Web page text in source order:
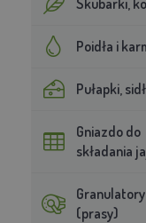
Poidła i
Pułapki,
Gniazdo do
składania
(prasy)